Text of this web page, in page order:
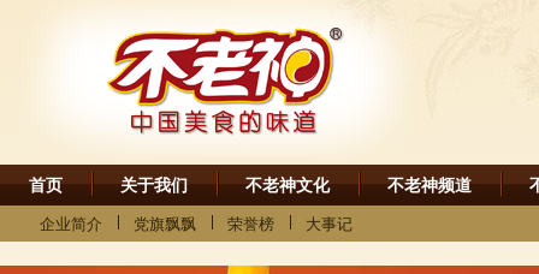
首页 关于我们
企业简介 党旗飘飘 荣誉榜 大事记
不老神文化 不老神频道